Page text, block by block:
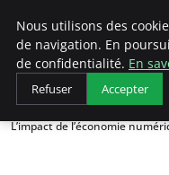
AIESEC France
Accueil
Projets Inspirants
L’impact de l’économie
Nous utilisons des
de navigation. En
de confidentialité. En
Refuser Accepter